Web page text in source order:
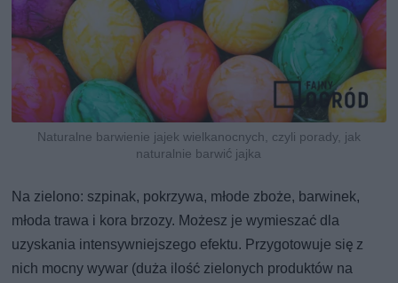
Naturalne barwienie jajek wielkanocnych, czyli porady, jak
naturalnie barwić jajka
Na zielono: szpinak, pokrzywa, młode zboże, barwinek,
młoda trawa i kora brzozy. Możesz je wymieszać dla
uzyskania intensywniejszego efektu. Przygotowuje się z
nich mocny wywar (duża ilość zielonych produktów na